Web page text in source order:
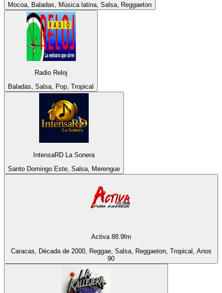
Mocoa, Baladas, Música latina, Salsa, Reggaeton
Radio Reloj
Baladas, Salsa, Pop, Tropical
IntensaRD La Sonera
Santo Domingo Este, Salsa, Merengue
Activa 88.9fm
Caracas, Década de 2000, Reggae, Salsa, Reggaeton, Tropical, Anos
90